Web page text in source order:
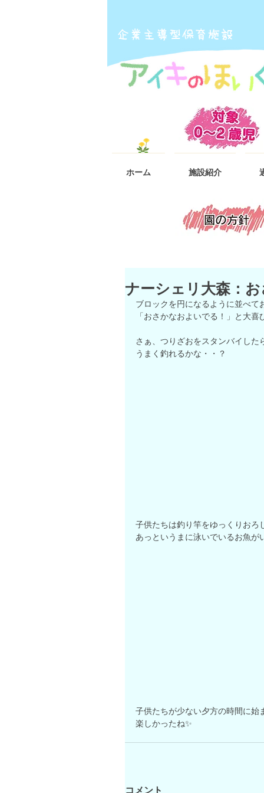
ホーム 施設紹介
​企業主導型保育施設
ナーシェリ大森：お
ブロックを円になるように並べて
「おさかなおよいでる！」と大喜
さぁ、つりざおをスタンバイした
うまく釣れるかな・・？
子供たちは釣り竿をゆっくりおろ
あっというまに泳いでいるお魚が
子供たちが少ない夕方の時間に始
楽しかったね✨
コメント